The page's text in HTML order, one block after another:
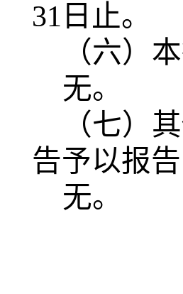
31日止。
（六）
无。
（七）
告予以报
无。